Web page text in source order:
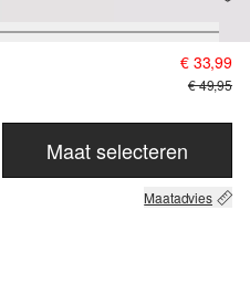
€ 33,99
€ 49,95
Maat selecteren
Maatadvies